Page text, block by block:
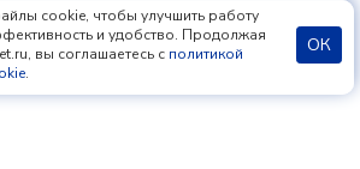
cookie, чтобы улучшить работу
и удобство. Продолжая
вы соглашаетесь с политикой
.
ОК